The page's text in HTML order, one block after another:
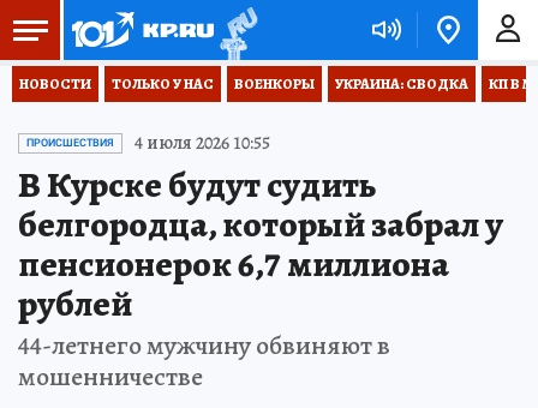
НОВОСТИ ТОЛЬКО У НАС ВОЕНКОРЫ УКРАИНА: СВОДКА КП В
ПРОИСШЕСТВИЯ 4 июля 2026 10:55
В Курске будут судить
белгородца, который забрал у
пенсионерок 6,7 миллиона
рублей
44-летнего мужчину обвиняют в
мошенничестве